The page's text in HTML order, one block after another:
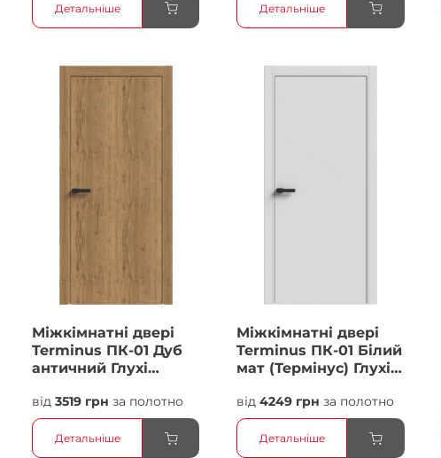
Детальніше Детальніше
Міжкімнатні двері
Terminus ПК-01 Дуб
античний Глухі
від3519 грн за полотно
Детальніше
Міжкімнатні двері
Terminus ПК-01 Білий
мат (Термінус) Глухі
від4249 грн за полотно
Детальніше